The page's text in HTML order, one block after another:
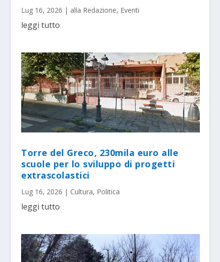
Lug 16, 2026 | alla Redazione, Eventi
leggi tutto
Torre del Greco, 230mila euro alle
scuole per lo sviluppo di progetti
extrascolastici
Lug 16, 2026 | Cultura, Politica
leggi tutto